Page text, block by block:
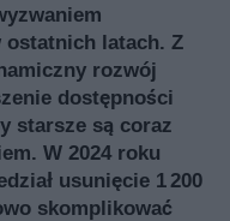
ostatnich latach. Z
rozwój
dostępności
starsze są coraz
W 2024 roku
usunięcie 1 200
skomplikować